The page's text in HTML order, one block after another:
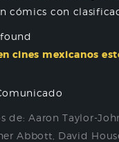
cómics con
cines mexicanos
de:Aaron Taylor-
Abbott ​​​​​David